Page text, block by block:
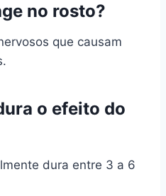
no rosto?
que causam
o efeito do
dura entre 3 a 6